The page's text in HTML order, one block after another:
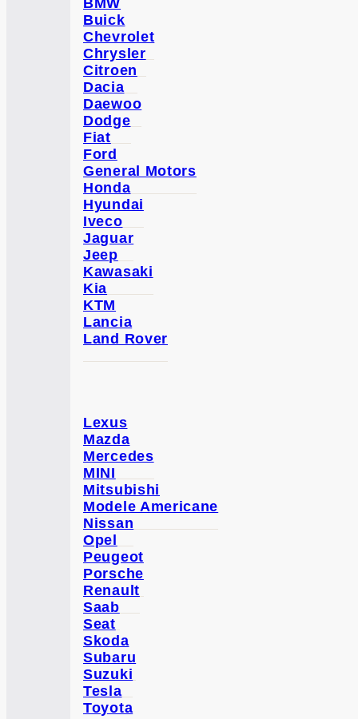
BMW
Buick
Chevrolet
Chrysler
Citroen
Dacia
Daewoo
Dodge
Fiat
Ford
General Motors
Honda
Hyundai
Iveco
Jaguar
Jeep
Kawasaki
Kia
KTM
Lancia
Land Rover
Lexus
Mazda
Mercedes
MINI
Mitsubishi
Modele Americane
Nissan
Opel
Peugeot
Porsche
Renault
Saab
Seat
Skoda
Subaru
Suzuki
Tesla
Toyota